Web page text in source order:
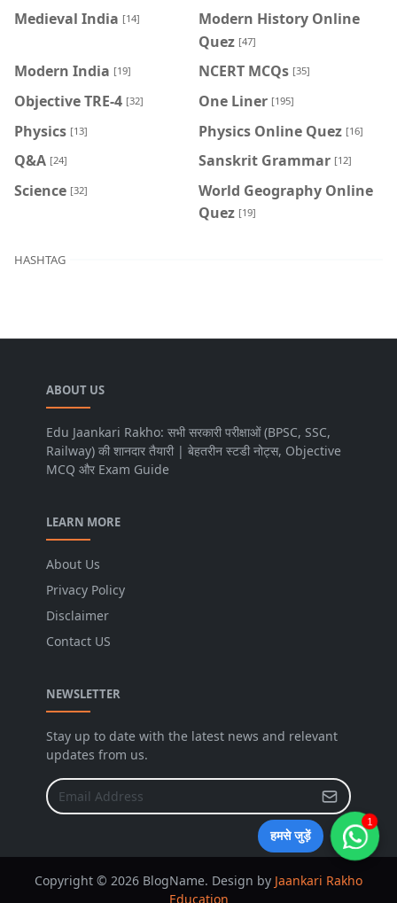
Medieval India [14]
Modern History Online
Quez [47]
Modern India [19] NCERT MCQs [35]
Objective TRE-4 [32] One Liner [195]
Physics [13] Physics Online Quez [16]
Q&A [24] Sanskrit Grammar [12]
Science [32]
World Geography Online
Quez [19]
HASHTAG
ABOUT US
Edu Jaankari Rakho: सभी सरकारी परीक्षाओं (BPSC, SSC,
Railway) की शानदार तैयारी | बेहतरीन स्टडी नोट्स, Objective
MCQ और Exam Guide
LEARN MORE
About Us
Privacy Policy
Disclaimer
Contact US
NEWSLETTER
Stay up to date with the latest news and relevant
updates from us.
Copyright © 2026 BlogName. Design by Jaankari Rakho
Education
हमसे जुड़ें
1